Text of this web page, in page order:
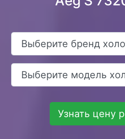
Узнать цену